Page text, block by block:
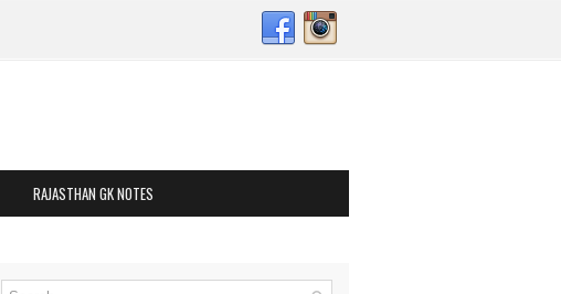
RAJASTHAN GK NOTES